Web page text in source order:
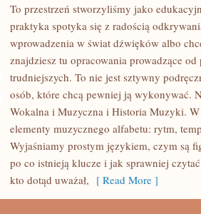
HARMONIA
AKORDY
To przestrzeń stworzyliśmy jako
praktyka spotyka się z radością
wprowadzenia w świat dźwięków albo
znajdziesz tu opracowania prowadzące
trudniejszych. To nie jest sztywny
osób, które chcą pewniej ją wykonywać.
Wokalna i Muzyczna i Historia Muzyki.
elementy muzycznego alfabetu: rytm,
Wyjaśniamy prostym językiem, czym są
po co istnieją klucze i jak sprawniej
kto dotąd uważał, [ Read More ]